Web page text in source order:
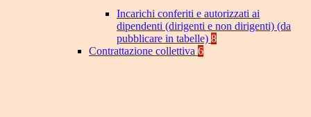
Incarichi conferiti e autorizzati ai
dipendenti (dirigenti e non dirigenti) (da
pubblicare in tabelle) 8
Contrattazione collettiva 6